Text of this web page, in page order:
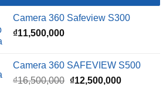
Camera 360 Safeview S300
₫11,500,000
Camera 360 SAFEVIEW S500
₫16,500,000 Giá
₫12,500,000Giá